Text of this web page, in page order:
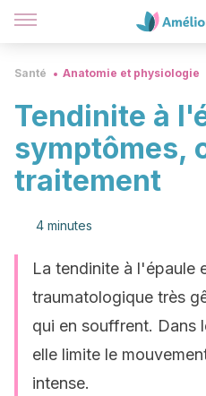
Santé Anatomie et physiologie
Tendinite à
symptômes,
traitement
4 minutes
La tendinite à l'épaule
traumatologique très
qui en souffrent. Dans
elle limite le
intense.